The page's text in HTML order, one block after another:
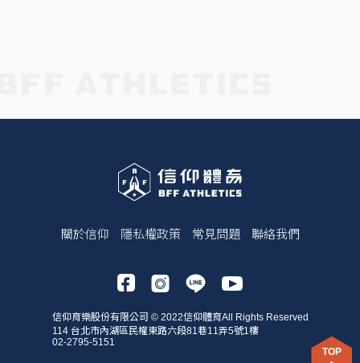
關於信仰 隱私權政策 常見問題 聯絡我們
信仰育樂股份有限公司 © 2022信仰體育All Rights Reserved
114 台北市內湖區民權東路六段81巷11弄5號1樓
02-2795-5151